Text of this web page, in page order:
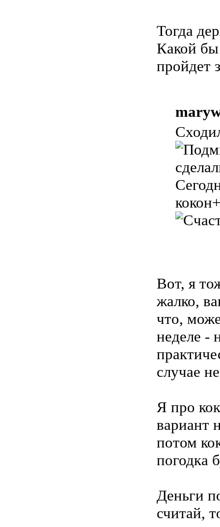
Тогда
Какой бы
пройдет
Вот, я
жалко,
что,
неделе -
случае
Я про
вариант
потом
погодка
Деньги
считай,